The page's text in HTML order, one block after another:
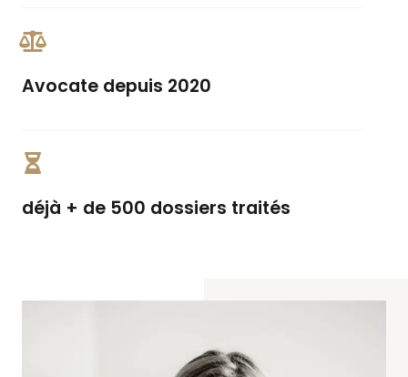
Avocate depuis 2020
déjà + de 500 dossiers traités